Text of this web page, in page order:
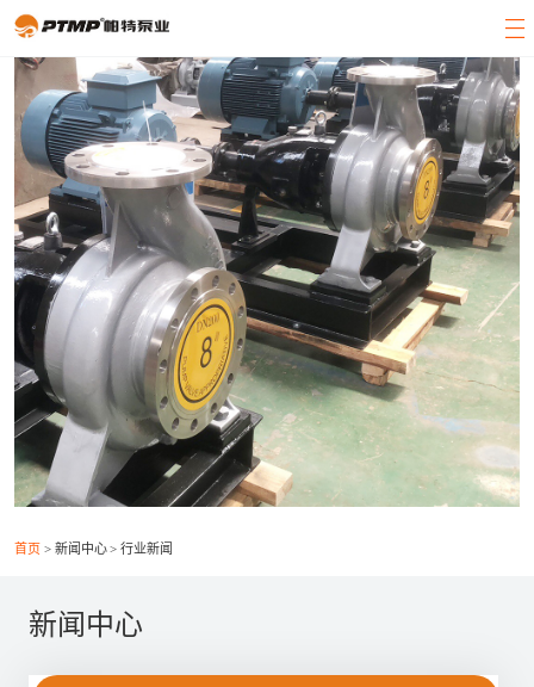
官方首页
产品展示
关于帕特
客户案例
新闻中心
客服中心
首页 新闻中心 行业新闻
新闻中心